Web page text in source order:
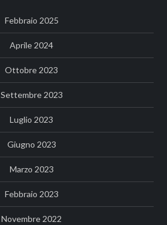
Febbraio 2025
Aprile 2024
Ottobre 2023
Settembre 2023
Luglio 2023
Giugno 2023
Marzo 2023
Febbraio 2023
Novembre 2022